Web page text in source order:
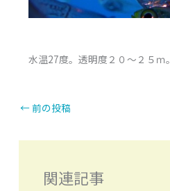
水温27度。透明度２０～２５ｍ。
←前の投稿
関連記事